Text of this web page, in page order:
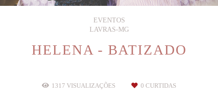
EVENTOS
LAVRAS-MG
HELENA - BATIZADO
1317 VISUALIZAÇÕES 0 CURTIDAS